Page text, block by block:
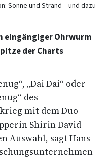
Sonne und Strand – und dazu
eingängiger Ohrwurm
der Charts
„Dai Dai“ oder
des
mit dem Duo
Shirin David
Auswahl, sagt Hans